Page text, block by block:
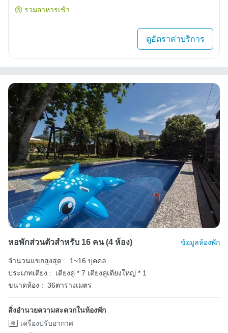
รวมอาหารเช้า
ดูอัตราค่าบริการ
หอพักส่วนตัวสำหรับ 16 คน (4 ห้อง) ข้อมูลห้องพัก
จำนวนแขกสูงสุด :
1~16 บุคคล
ประเภทเตียง :
เตียงคู่ * 7 เตียงคู่เตียงใหญ่ * 1
ขนาดห้อง : 36ตารางเมตร
สิ่งอำนวยความสะดวกในห้องพัก
เครื่องปรับอากาศ